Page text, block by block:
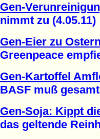
Gen-
zu (4.05.11)
Gen-Eier zu
Gen-Kartoffel
muß
Gen-Soja: Kippt
geltende